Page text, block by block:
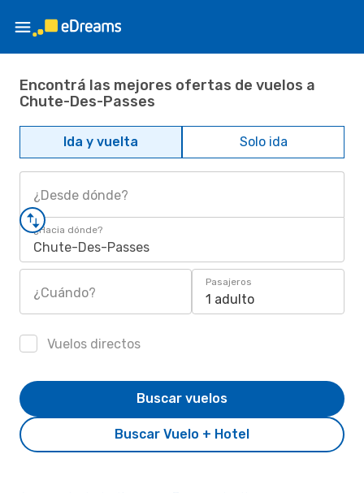
Encontrá las mejores ofertas de vuelos a
Chute-Des-Passes
Ida y vuelta Solo ida
¿Desde dónde?
¿Hacia dónde?
Chute-Des-Passes
¿Cuándo?
Pasajeros
1 adulto
Vuelos directos
Buscar Vuelo + Hotel
Buscar vuelos